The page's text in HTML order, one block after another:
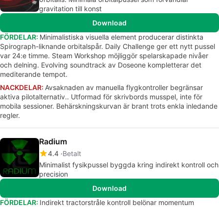
gravitation till konst
Download
FÖRDELAR: Minimalistiska visuella element producerar distinkta
Spirograph-liknande orbitalspår. Daily Challenge ger ett nytt pussel
var 24:e timme. Steam Workshop möjliggör spelarskapade nivåer
och delning. Evolving soundtrack av Doseone kompletterar det
mediterande tempot.
NACKDELAR: Avsaknaden av manuella flygkontroller begränsar
aktiva pilotalternativ.. Utformad för skrivbords musspel, inte för
mobila sessioner. Behärskningskurvan är brant trots enkla inledande
regler.
Radium
4.4 Betalt
Minimalist fysikpussel byggda kring indirekt kontroll och
precision
Download
FÖRDELAR: Indirekt tractorstråle kontroll belönar momentum